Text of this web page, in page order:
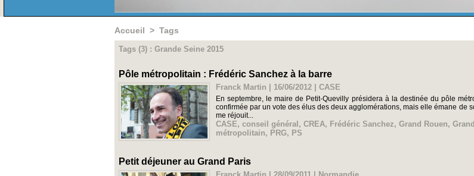
Accueil > Tags
Tags (3) : Grande Seine 2015
Pôle métropolitain : Frédéric Sanchez à la barre
Franck Martin | 16/06/2012 CASE
En septembre, le maire de Petit-Quevilly présidera à la destinée du pôle
confirmée par un vote des élus des deux agglomérations, mais elle émane de
me réjouit...
CASE, conseil général , CREA, Frédéric Sanchez, Grand Rouen,
métropolitain, PRG, PS
Petit déjeuner au Grand Paris